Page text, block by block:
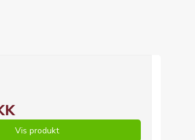
Vis produkt